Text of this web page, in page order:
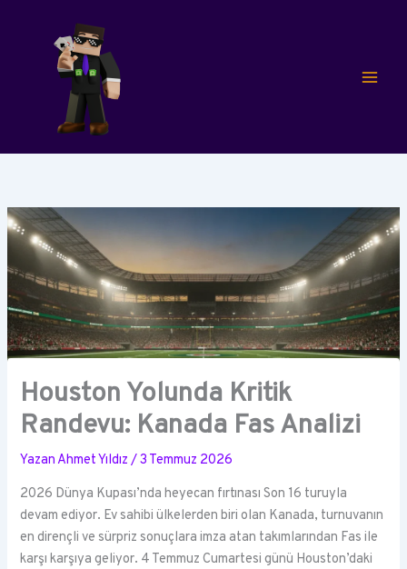
Houston Yolunda Kritik
Randevu: Kanada Fas Analizi
YazanAhmet Yıldız/3 Temmuz 2026
2026 Dünya Kupası’nda heyecan fırtınası Son 16 turuyla
devam ediyor. Ev sahibi ülkelerden biri olan Kanada, turnuvanın
en dirençli ve sürpriz sonuçlara imza atan takımlarından Fas ile
karşı karşıya geliyor. 4 Temmuz Cumartesi günü Houston’daki